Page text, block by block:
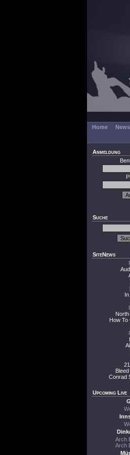
Home News
Anmeldung
Suche
SiteNews
How To
Conrad
Upcoming Live
Arch
Arch